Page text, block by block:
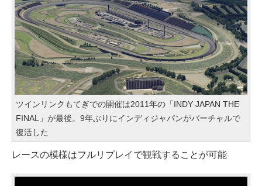
ツインリンクもてぎでの開催は2011年の「INDY JAPAN THE
FINAL」が最後。9年ぶりにインディジャパンがバーチャルで
復活した
レースの模様はフルリプレイで観戦することが可能